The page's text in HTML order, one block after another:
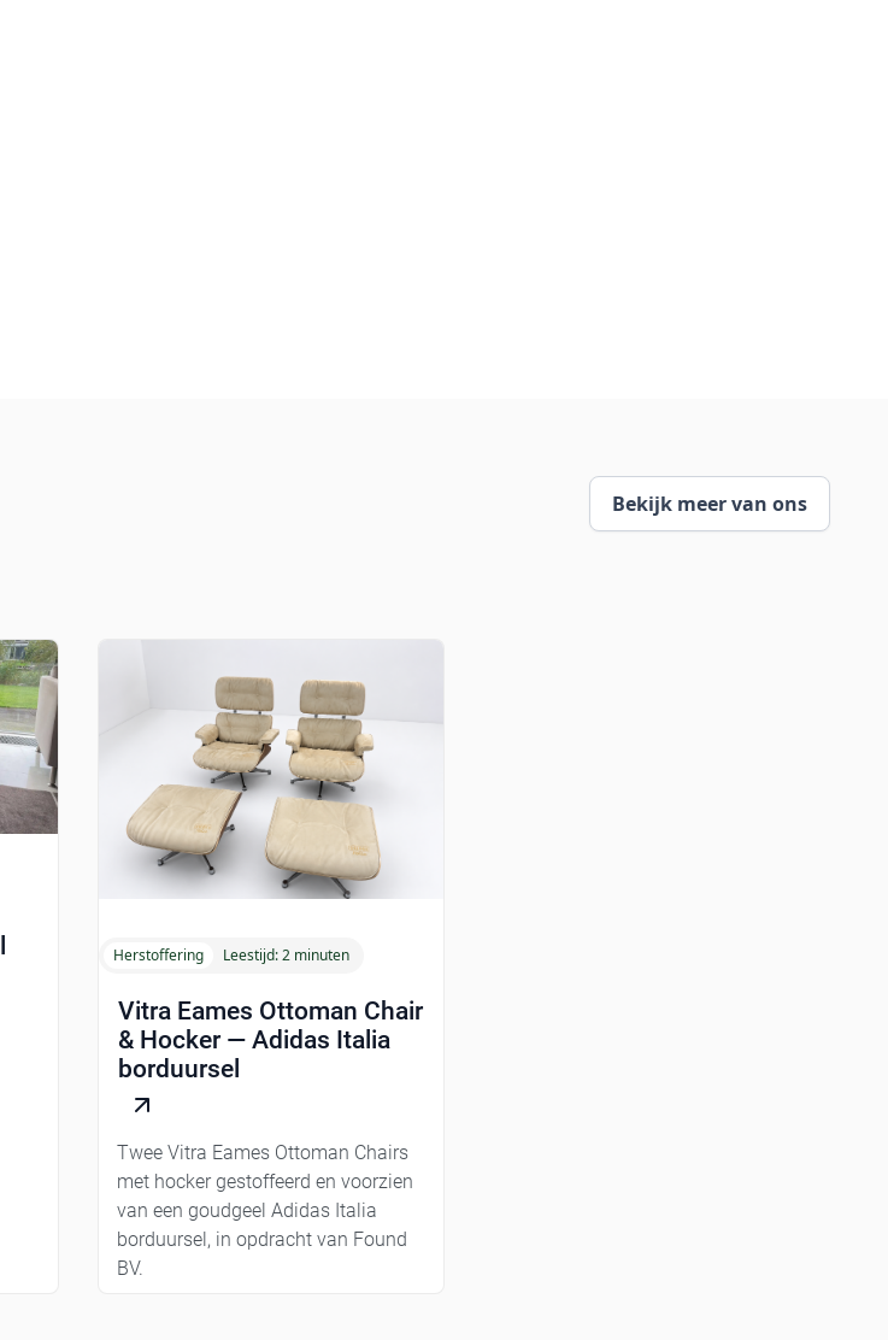
Bekijk meer van ons
Herstoffering Leestijd:2 minuten
Vitra Eames Ottoman Chair
& Hocker — Adidas Italia
borduursel
Twee Vitra Eames Ottoman Chairs
met hocker gestoffeerd en voorzien
van een goudgeel Adidas Italia
borduursel, in opdracht van Found
BV.